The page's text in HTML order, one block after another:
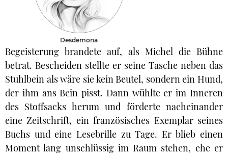
Desdemona
Begeisterung brandete auf, als Michel die Bühne
betrat. Bescheiden stellte er seine Tasche neben das
Stuhlbein als wäre sie kein Beutel, sondern ein Hund,
der ihm ans Bein pisst. Dann wühlte er im Inneren
des Stoffsacks herum und förderte nacheinander
eine Zeitschrift, ein französisches Exemplar seines
Buchs und eine Lesebrille zu Tage. Er blieb einen
Moment lang unschlüssig im Raum stehen, ehe er